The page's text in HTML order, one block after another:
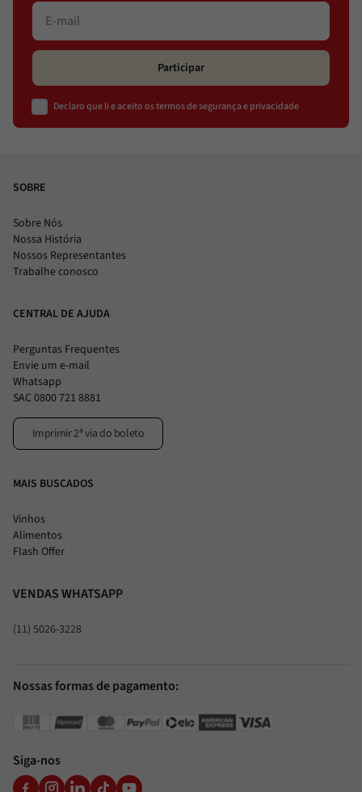
Participar
Declaro que li e aceito os termos de segurança e privacidade
SOBRE
Sobre Nós
Nossa História
Nossos Representantes
Trabalhe conosco
CENTRAL DE AJUDA
Perguntas Frequentes
Envie um e-mail
Whatsapp
SAC 0800 721 8881
Imprimir 2ª via do boleto
MAIS BUSCADOS
Vinhos
Alimentos
Flash Offer
VENDAS WHATSAPP
(11) 5026-3228
Nossas formas de pagamento:
Siga-nos